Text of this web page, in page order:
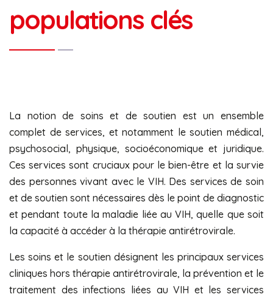
populations clés
La notion de soins et de soutien est un ensemble
complet de services, et notamment le soutien médical,
psychosocial, physique, socioéconomique et juridique.
Ces services sont cruciaux pour le bien-être et la survie
des personnes vivant avec le VIH. Des services de soin
et de soutien sont nécessaires dès le point de diagnostic
et pendant toute la maladie liée au VIH, quelle que soit
la capacité à accéder à la thérapie antirétrovirale.
Les soins et le soutien désignent les principaux services
cliniques hors thérapie antirétrovirale, la prévention et le
traitement des infections liées au VIH et les services